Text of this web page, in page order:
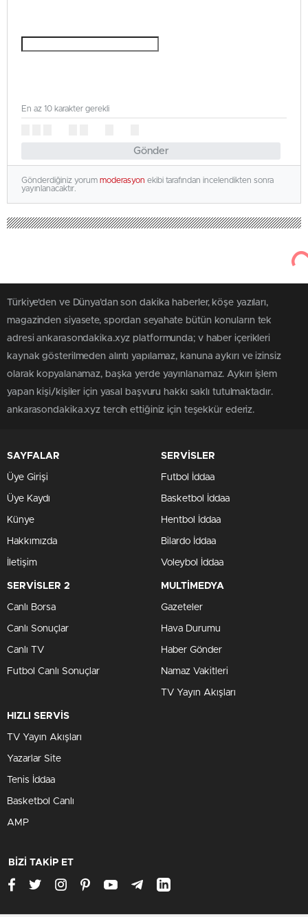
Gönder
En az 10 karakter gerekli
Gönderdiğiniz yorum moderasyon ekibi tarafından incelendikten sonra
yayınlanacaktır.
Türkiye'den ve Dünya’dan son dakika haberler, köşe yazıları,
magazinden siyasete, spordan seyahate bütün konuların tek
adresi ankarasondakika.xyz platformunda; v haber içerikleri
kaynak gösterilmeden alıntı yapılamaz, kanuna aykırı ve izinsiz
olarak kopyalanamaz, başka yerde yayınlanamaz. Aykırı işlem
yapan kişi/kişiler için yasal başvuru hakkı saklı tutulmaktadır.
ankarasondakika.xyz tercih ettiğiniz için teşekkür ederiz.
SAYFALAR
Üye Girişi
Üye Kaydı
Künye
Hakkımızda
İletişim
SERVİSLER
Futbol İddaa
Basketbol İddaa
Hentbol İddaa
Bilardo İddaa
Voleybol İddaa
SERVİSLER 2
Canlı Borsa
Canlı Sonuçlar
Canlı TV
Futbol Canlı Sonuçlar
MULTİMEDYA
Gazeteler
Hava Durumu
Haber Gönder
Namaz Vakitleri
TV Yayın Akışları
HIZLI SERVİS
TV Yayın Akışları
Yazarlar Site
Tenis İddaa
Basketbol Canlı
AMP
BİZİ TAKİP ET